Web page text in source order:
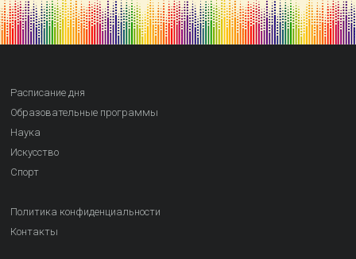
Расписание дня
Образовательные программы
Наука
Искусство
Спорт
Политика конфиденциальности
Контакты